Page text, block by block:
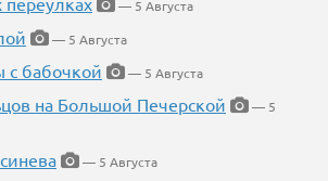
— 5 Августа
— 5 Августа
с бабочкой
— 5 Августа
на Большой Печерской
— 5
— 5 Августа